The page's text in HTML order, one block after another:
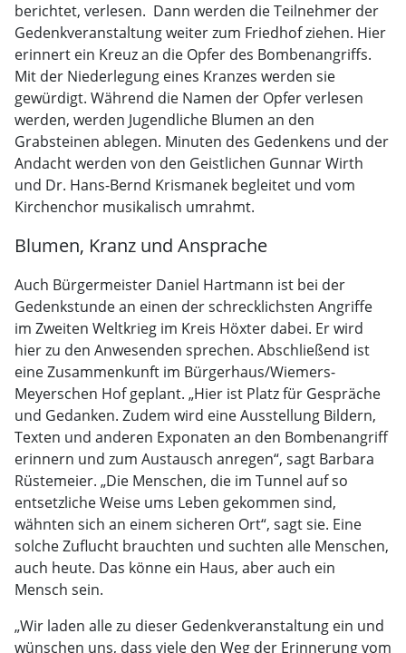
berichtet, verlesen. Dann werden die Teilnehmer der
Gedenkveranstaltung weiter zum Friedhof ziehen. Hier
erinnert ein Kreuz an die Opfer des Bombenangriffs.
Mit der Niederlegung eines Kranzes werden sie
gewürdigt. Während die Namen der Opfer verlesen
werden, werden Jugendliche Blumen an den
Grabsteinen ablegen. Minuten des Gedenkens und der
Andacht werden von den Geistlichen Gunnar Wirth
und Dr. Hans-Bernd Krismanek begleitet und vom
Kirchenchor musikalisch umrahmt.
Blumen, Kranz und Ansprache
Auch Bürgermeister Daniel Hartmann ist bei der
Gedenkstunde an einen der schrecklichsten Angriffe
im Zweiten Weltkrieg im Kreis Höxter dabei. Er wird
hier zu den Anwesenden sprechen. Abschließend ist
eine Zusammenkunft im Bürgerhaus/Wiemers-
Meyerschen Hof geplant. „Hier ist Platz für Gespräche
und Gedanken. Zudem wird eine Ausstellung Bildern,
Texten und anderen Exponaten an den Bombenangriff
erinnern und zum Austausch anregen“, sagt Barbara
Rüstemeier. „Die Menschen, die im Tunnel auf so
entsetzliche Weise ums Leben gekommen sind,
wähnten sich an einem sicheren Ort“, sagt sie. Eine
solche Zuflucht brauchten und suchten alle Menschen,
auch heute. Das könne ein Haus, aber auch ein
Mensch sein.
„Wir laden alle zu dieser Gedenkveranstaltung ein und
wünschen uns, dass viele den Weg der Erinnerung vom